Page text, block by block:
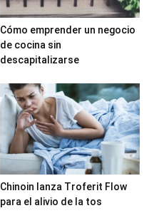
Cómo emprender un negocio
de cocina sin
descapitalizarse
Chinoin lanza Troferit Flow
para el alivio de la tos